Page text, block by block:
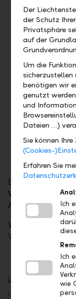
101.9
Moody’s
Rating
stabilsten
Gruppe
Bank in
in der
leitet die
Null zu
Die LLB freut
Würdigung der
Angebotspalette
Weitere
Webseite von CFI
Lukas Krenn, Head of
Der
der Schutz
Privatsphäre
auf der
Um die
sicherzustellen
benötigen wir
genutzt
und
Dateien …)
Sie können
(Cookies-
Erfahren Sie
Ich
Ich
wie